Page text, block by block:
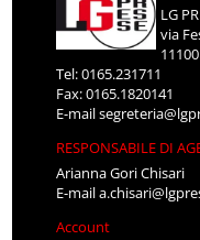
LG
via
Tel: 0165.231711
Fax: 0165.1820141
E-mail
RESPONSABILE DI
Arianna Gori Chisari
E-mail
Account